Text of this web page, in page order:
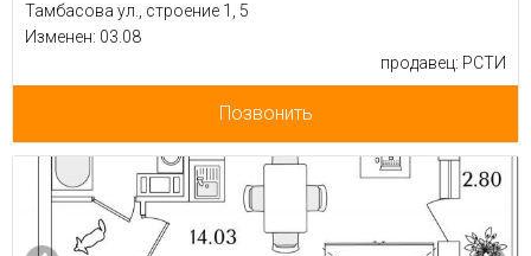
Тамбасова ул., строение 1, 5
Изменен: 03.08
продавец: РСТИ
Позвонить